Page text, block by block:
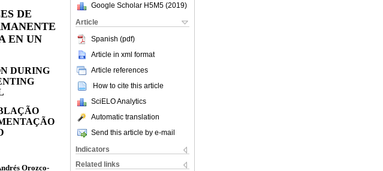
Google Scholar H5M5 (2019)
Article
Spanish (pdf)
Article in xml format
Article references
How to cite this article
SciELO Analytics
Automatic translation
Send this article by e-mail
Indicators
Related links
DE
EN UN
DURING
Orozco-